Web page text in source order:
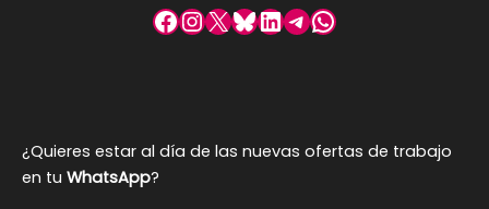
Facebook
Instagram
X Bluesky
LinkedIn
Telegram
WhatsApp
¿Quieres estar al día de las nuevas ofertas de trabajo
en tu WhatsApp?